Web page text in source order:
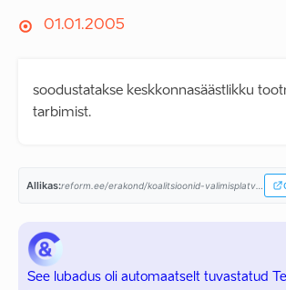
01.01.2005
soodustatakse keskkonnasäästlikku
tarbimist.
Allikas:
See lubadus oli automaatselt tuvastatud